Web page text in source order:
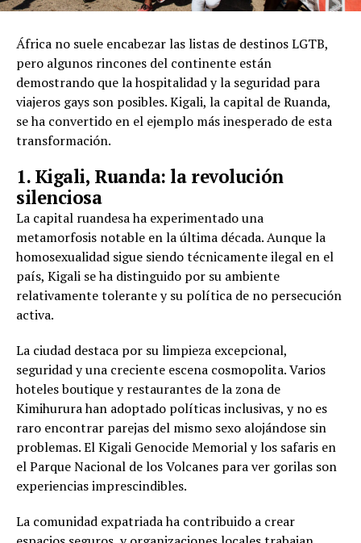
África no suele encabezar las listas de destinos LGTB,
pero algunos rincones del continente están
demostrando que la hospitalidad y la seguridad para
viajeros gays son posibles. Kigali, la capital de Ruanda,
se ha convertido en el ejemplo más inesperado de esta
transformación.
1. Kigali, Ruanda: la revolución
silenciosa
La capital ruandesa ha experimentado una
metamorfosis notable en la última década. Aunque la
homosexualidad sigue siendo técnicamente ilegal en el
país, Kigali se ha distinguido por su ambiente
relativamente tolerante y su política de no persecución
activa.
La ciudad destaca por su limpieza excepcional,
seguridad y una creciente escena cosmopolita. Varios
hoteles boutique y restaurantes de la zona de
Kimihurura han adoptado políticas inclusivas, y no es
raro encontrar parejas del mismo sexo alojándose sin
problemas. El Kigali Genocide Memorial y los safaris en
el Parque Nacional de los Volcanes para ver gorilas son
experiencias imprescindibles.
La comunidad expatriada ha contribuido a crear